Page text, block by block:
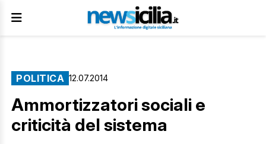
POLITICA 12.07.2014
Ammortizzatori sociali e
criticità del sistema